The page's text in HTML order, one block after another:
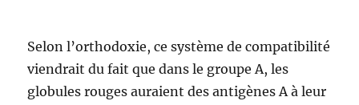
Selon l’orthodoxie, ce système de compatibilité
viendrait du fait que dans le groupe A, les
globules rouges auraient des antigènes A à leur